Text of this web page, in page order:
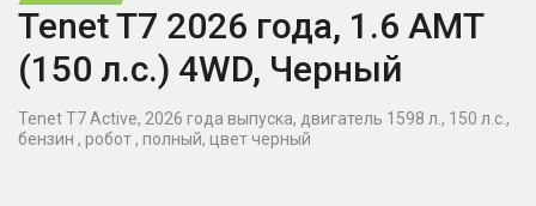
Tenet T7 2026 года, 1.6 AMT
(150 л.с.) 4WD, Черный
Tenet T7 Active, 2026 года выпуска, двигатель 1598 л., 150 л.с.,
бензин , робот , полный, цвет черный